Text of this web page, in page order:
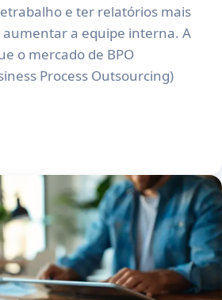
e ter relatórios mais
aumentar a equipe interna. A
o mercado de BPO
Process Outsourcing)